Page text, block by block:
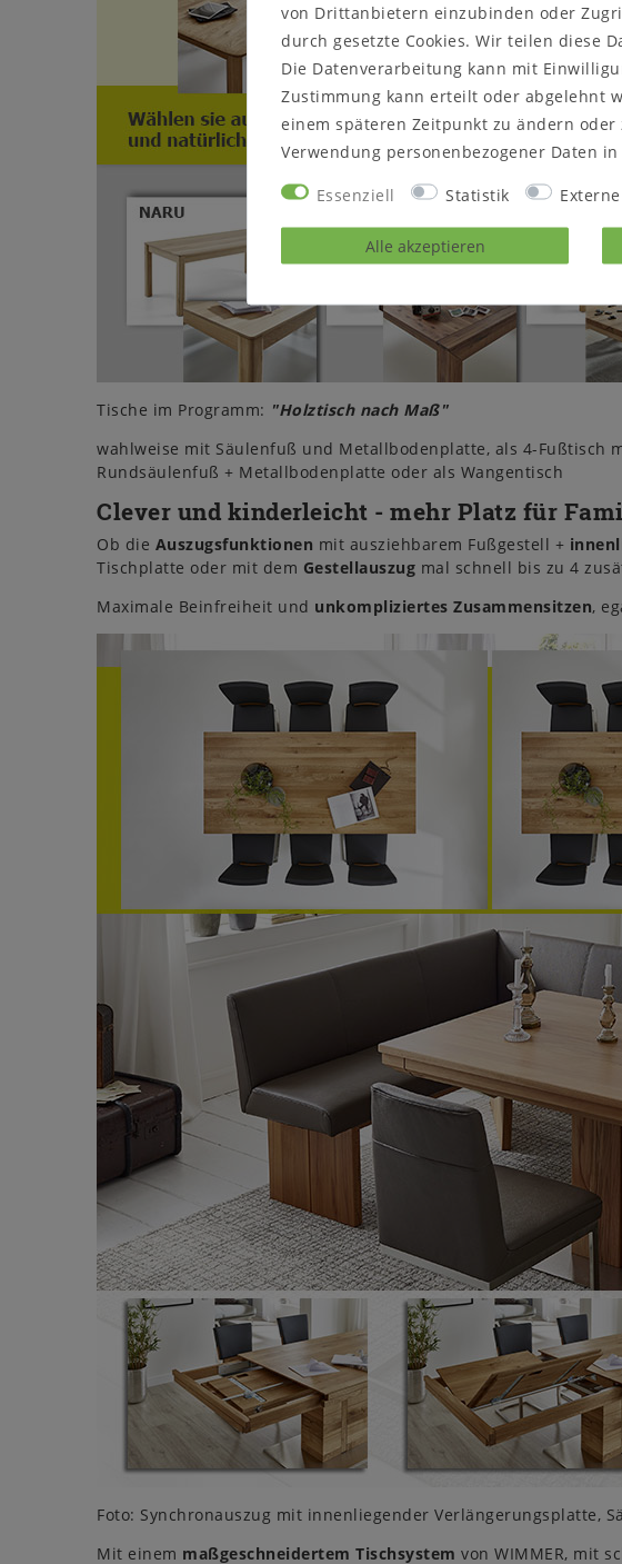
Tische im Programm: "Holztisch nach Maß"
wahlweise mit Säulenfuß und Metallbodenplatte, als 4-Fußtisch
Rundsäulenfuß + Metallbodenplatte oder als Wangentisch
Clever und kinderleicht - mehr Platz für
Ob die Auszugsfunktionen mit ausziehbarem Fußgestell +
Tischplatte oder mit dem Gestellauszug mal schnell bis zu 4
Maximale Beinfreiheit und unkompliziertes Zusammensitzen,
Foto: Synchronauszug mit innenliegender Verlängerungsplatte,
Mit einem maßgeschneidertem Tischsystem von WIMMER, mit
von Drittanbietern einzubinden oder
durch gesetzte Cookies. Wir teilen diese
Die Datenverarbeitung kann mit
Zustimmung kann erteilt oder abgelehnt
einem späteren Zeitpunkt zu ändern
Verwendung personenbezogener Daten
Essenziell Statistik
Alle akzeptieren